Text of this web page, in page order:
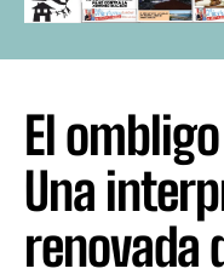
El
Una
renovada